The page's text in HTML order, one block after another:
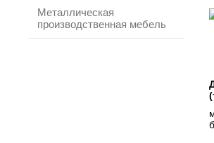
Металлическая
производственная мебель